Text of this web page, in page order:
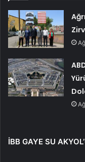
İBB GAYE SU